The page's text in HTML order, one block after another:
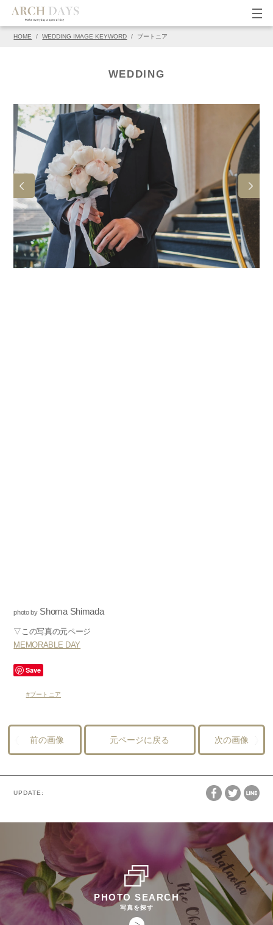
HOME / WEDDING IMAGE KEYWORD / ブートニア
WEDDING
photo byShoma Shimada
▽この写真の元ページ
MEMORABLE DAY
Save
ブートニア
前の画像 元ページに戻る 次の画像
UPDATE:
PHOTO SEARCH
写真を探す
▽この写真の元ページ